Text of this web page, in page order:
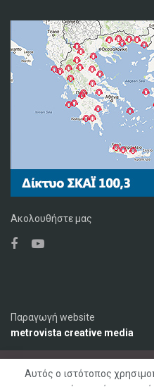
Ακολουθήστε μας
Παραγωγή website
metrovista creative media
Ο Σταθμός Διαφήμιση
Αυτός ο ιστότοπος